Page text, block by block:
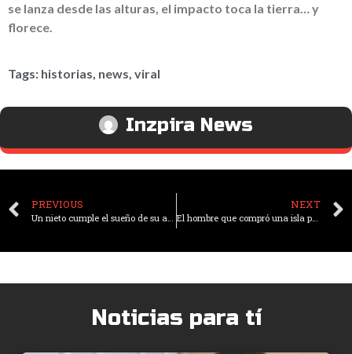
se lanza desde las alturas, el impacto toca la tierra… y
florece.
Tags: historias news viral
Inzpira News
PREVIOUS NEXT
El hombre que compró una isla para salvar la vida silvestre
Noticias para tí